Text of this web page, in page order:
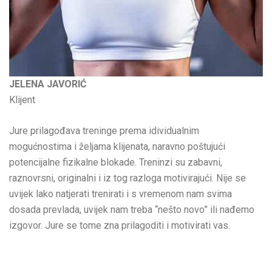
JELENA JAVORIĆ
Klijent
Jure prilagođava treninge prema idividualnim
mogućnostima i željama klijenata, naravno poštujući
potencijalne fizikalne blokade. Treninzi su zabavni,
raznovrsni, originalni i iz tog razloga motivirajući. Nije se
uvijek lako natjerati trenirati i s vremenom nam svima
dosada prevlada, uvijek nam treba “nešto novo” ili nađemo
izgovor. Jure se tome zna prilagoditi i motivirati vas.